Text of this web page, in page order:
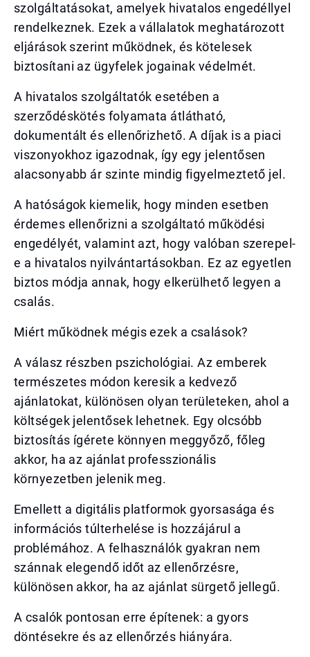
szolgáltatásokat, amelyek hivatalos engedéllyel
rendelkeznek. Ezek a vállalatok meghatározott
eljárások szerint működnek, és kötelesek
biztosítani az ügyfelek jogainak védelmét.
A hivatalos szolgáltatók esetében a
szerződéskötés folyamata átlátható,
dokumentált és ellenőrizhető. A díjak is a piaci
viszonyokhoz igazodnak, így egy jelentősen
alacsonyabb ár szinte mindig figyelmeztető jel.
A hatóságok kiemelik, hogy minden esetben
érdemes ellenőrizni a szolgáltató működési
engedélyét, valamint azt, hogy valóban szerepel-
e a hivatalos nyilvántartásokban. Ez az egyetlen
biztos módja annak, hogy elkerülhető legyen a
csalás.
Miért működnek mégis ezek a csalások?
A válasz részben pszichológiai. Az emberek
természetes módon keresik a kedvező
ajánlatokat, különösen olyan területeken, ahol a
költségek jelentősek lehetnek. Egy olcsóbb
biztosítás ígérete könnyen meggyőző, főleg
akkor, ha az ajánlat professzionális
környezetben jelenik meg.
Emellett a digitális platformok gyorsasága és
információs túlterhelése is hozzájárul a
problémához. A felhasználók gyakran nem
szánnak elegendő időt az ellenőrzésre,
különösen akkor, ha az ajánlat sürgető jellegű.
A csalók pontosan erre építenek: a gyors
döntésekre és az ellenőrzés hiányára.